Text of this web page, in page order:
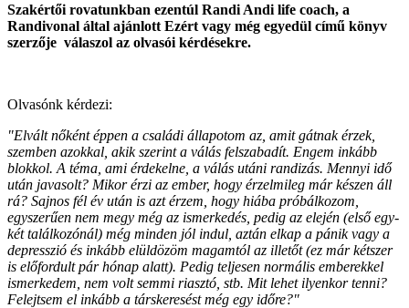
Szakértői rovatunkban ezentúl Randi Andi life coach, a
Randivonal által ajánlott Ezért vagy még egyedül című könyv
szerzője válaszol az olvasói kérdésekre.
Olvasónk kérdezi:
"Elvált nőként éppen a családi állapotom az, amit gátnak érzek,
szemben azokkal, akik szerint a válás felszabadít. Engem inkább
blokkol. A téma, ami érdekelne, a válás utáni randizás. Mennyi idő
után javasolt? Mikor érzi az ember, hogy érzelmileg már készen áll
rá? Sajnos fél év után is azt érzem, hogy hiába próbálkozom,
egyszerűen nem megy még az ismerkedés, pedig az elején (első egy-
két találkozónál) még minden jól indul, aztán elkap a pánik vagy a
depresszió és inkább elüldözöm magamtól az illetőt (ez már kétszer
is előfordult pár hónap alatt). Pedig teljesen normális emberekkel
ismerkedem, nem volt semmi riasztó, stb. Mit lehet ilyenkor tenni?
Felejtsem el inkább a társkeresést még egy időre?"